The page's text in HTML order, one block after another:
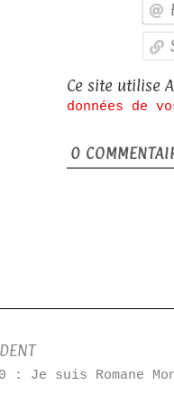
Ce site utilise
données de
0
: Je suis Romane